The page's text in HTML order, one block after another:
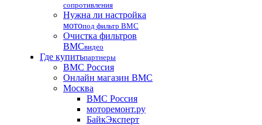
сопротивления
Нужна ли настройка
мотопод фильтр BMC
Очистка фильтров
BMCвидео
Где купитьпартнеры
BMC Россия
Онлайн магазин BMC
Москва
BMC Россия
моторемонт.ру
БайкЭксперт